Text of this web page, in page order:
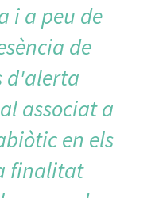
i a peu de
de
d'alerta
associat a
en els
finalitat